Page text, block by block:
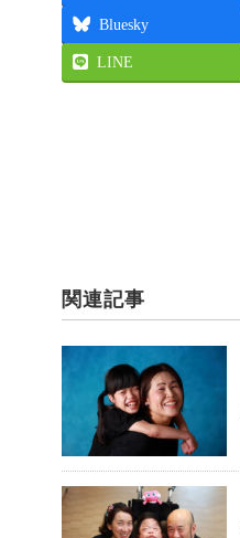
Bluesky
LINE
関連記事